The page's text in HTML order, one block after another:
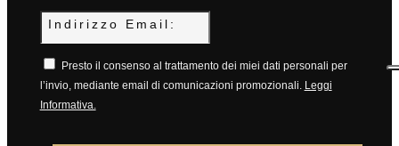
Indirizzo
Presto il consenso al trattamento dei miei dati personali per
l’invio, mediante email di comunicazioni promozionali. Leggi
Informativa.